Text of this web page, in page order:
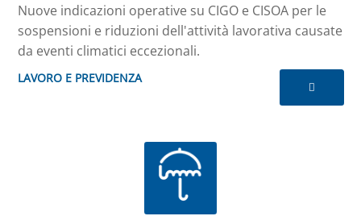
Nuove indicazioni operative su CIGO e CISOA per le
sospensioni e riduzioni dell'attività lavorativa causate
da eventi climatici eccezionali.
LAVORO E PREVIDENZA